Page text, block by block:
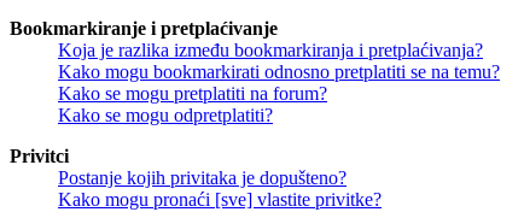
Bookmarkiranje i pretplaćivanje
Koja je razlika između bookmarkiranja i pretplaćivanja?
Kako mogu bookmarkirati odnosno pretplatiti se na temu?
Kako se mogu pretplatiti na forum?
Kako se mogu odpretplatiti?
Privitci
Postanje kojih privitaka je dopušteno?
Kako mogu pronaći [sve] vlastite privitke?